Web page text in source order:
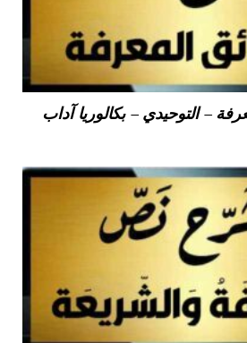
– التوحيدي – بكالوريا آداب